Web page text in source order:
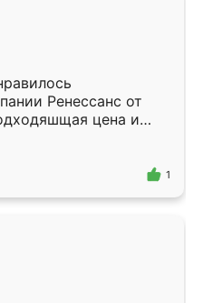
Ренессанс от
цена и
Приехавший
Владислав
самый
1